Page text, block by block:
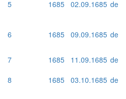
5 1685 02.09.1685 de
6 1685 09.09.1685 de
7 1685 11.09.1685 de
8
1685 03.10.1685 de